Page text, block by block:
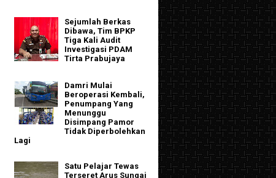
Sejumlah Berkas
Dibawa, Tim BPKP
Tiga Kali Audit
Investigasi PDAM
Tirta Prabujaya
Damri Mulai
Beroperasi Kembali,
Penumpang Yang
Menunggu
Disimpang Pamor
Tidak Diperbolehkan
Lagi
Satu Pelajar Tewas
Terseret Arus Sungai